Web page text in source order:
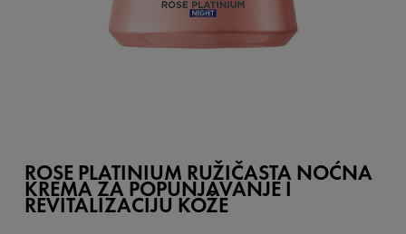
ROSE PLATINIUM RUŽIČASTA NOĆNA
KREMA ZA POPUNJAVANJE I
REVITALIZACIJU KOŽE